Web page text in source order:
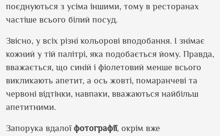
поєднуються з усіма іншими, тому в ресторанах
частіше всього білий посуд.
Звісно, у всіх різні кольорові вподобання. І знімає
кожний у тій палітрі, яка подобається йому. Правда,
вважається, що синій і фіолетовий менше всього
викликають апетит, а ось жовті, помаранчеві та
червоні відтінки, навпаки, вважаються найбільш
апетитними.
Запорука вдалої фотографії, окрім вже